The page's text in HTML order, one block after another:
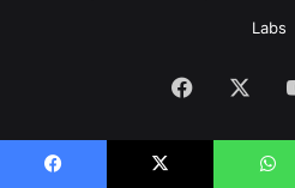
Labs
Facebook